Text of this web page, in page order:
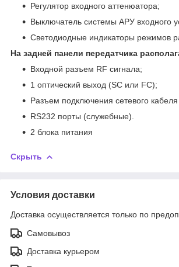
Регулятор входного аттенюатора;
Выключатель системы АРУ входного
Светодиодные индикаторы режимов
На задней панели передатчика
Входной разъем RF сигнала;
1 оптический выход (SC или FC);
Разъем подключения сетевого
RS232 порты (служебные).
2 блока питания
Скрыть
Условия доставки
Доставка осуществляется только по
Самовывоз
Доставка курьером